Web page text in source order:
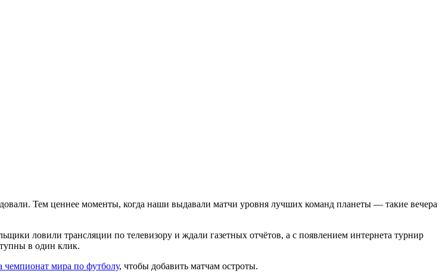
Тем ценнее моменты, когда наши выдавали матчи уровня лучших команд планеты — такие вечера
ловили трансляции по телевизору и ждали газетных отчётов, а с появлением интернета турнир
в один клик.
чемпионат мира по футболу, чтобы добавить матчам остроты.